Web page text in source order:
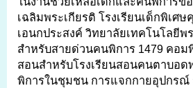
เฉลิมพระเกียรติ โรงเรียนเด็กพิเศ
เอนกประสงค์ วิทยาลัยเทคโนโลยี
สำหรับสายด่วนคนพิการ 1479 คอ
สอนสำหรับโรงเรียนสอนคนตาบอ
พิการในชุมชน การแจกกายอุปกร